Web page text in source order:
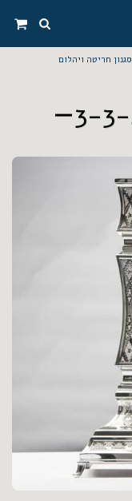
סגנון חריטה ויהלום